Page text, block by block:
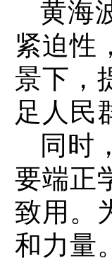
黄海
紧迫性
景下，
足人民
同时
要端正
致用。
和力量